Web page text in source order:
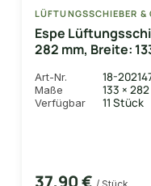
LÜFTUNGSSCHIEBER &
Espe
282 mm, Breite:
Art-Nr. 18-
Maße 133 ×
Verfügbar 11 Stück
37,90 €